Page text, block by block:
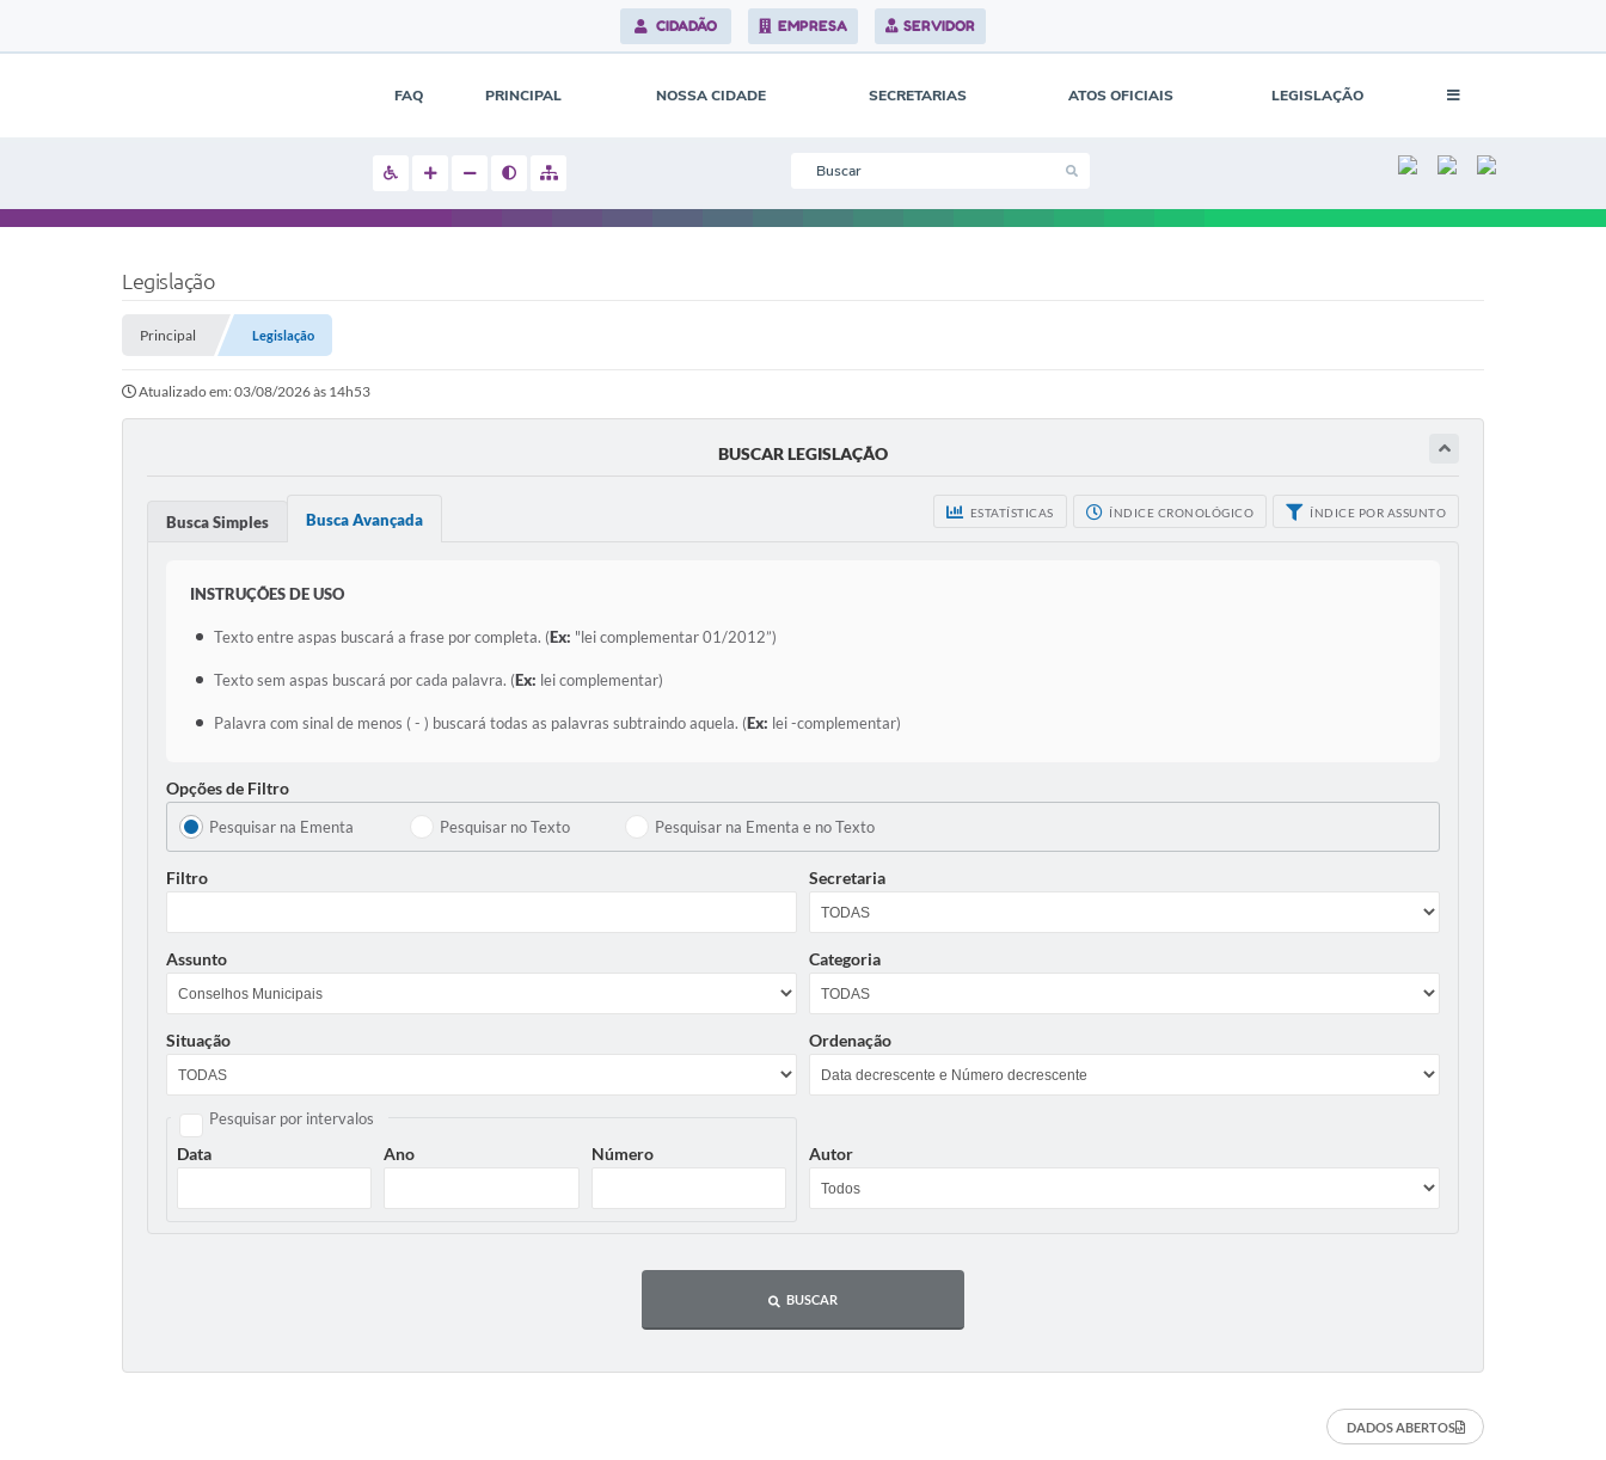
CIDADÃO EMPRESA SERVIDOR
FAQ PRINCIPAL NOSSA CIDADE SECRETARIAS ATOS OFICIAIS LEGISLAÇÃO
Legislação
Principal Legislação
Atualizado em: 03/08/2026 às 14h53
BUSCAR LEGISLAÇÃO
ESTATÍSTICAS ÍNDICE CRONOLÓGICO ÍNDICE POR ASSUNTO
Busca Simples Busca Avançada
INSTRUÇÕES DE USO
Texto entre aspas buscará a frase por completa. (Ex: "lei complementar 01/2012”)
Texto sem aspas buscará por cada palavra. (Ex: lei complementar)
Palavra com sinal de menos ( - ) buscará todas as palavras subtraindo aquela. (Ex: lei -complementar)
Opções de Filtro
Pesquisar na Ementa Pesquisar no Texto Pesquisar na Ementa e no Texto
Filtro Secretaria
Assunto Categoria
Situação Ordenação
Pesquisar por intervalos
Data Ano Número Autor
BUSCAR
DADOS ABERTOS